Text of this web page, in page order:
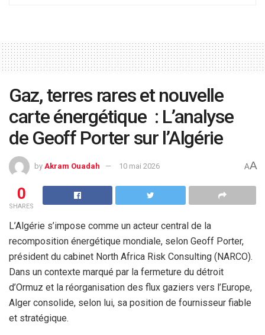
Gaz, terres rares et nouvelle
carte énergétique : L’analyse
de Geoff Porter sur l’Algérie
by Akram Ouadah 10 mai 2026 AA
0
SHARES
L’Algérie s’impose comme un acteur central de la
recomposition énergétique mondiale, selon Geoff Porter,
président du cabinet North Africa Risk Consulting (NARCO).
Dans un contexte marqué par la fermeture du détroit
d’Ormuz et la réorganisation des flux gaziers vers l’Europe,
Alger consolide, selon lui, sa position de fournisseur fiable
et stratégique.